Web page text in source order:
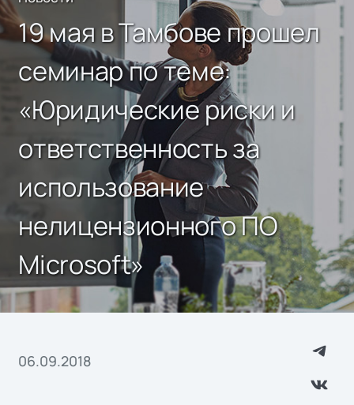
19 мая в Тамбове прошел
семинар по теме:
«Юридические риски и
ответственность за
использование
нелицензионного ПО
Microsoft»
06.09.2018